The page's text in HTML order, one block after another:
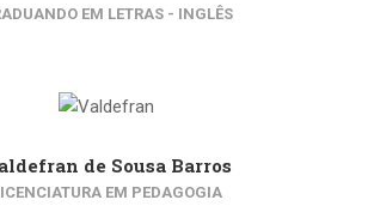
EM LETRAS - INGLÊS
de Sousa Barros
EM PEDAGOGIA